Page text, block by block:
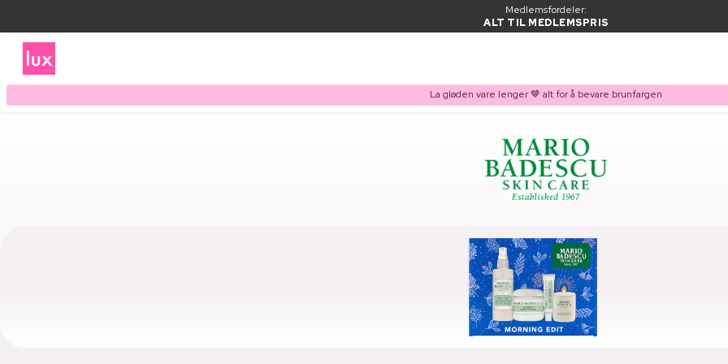
Medlemsfordeler:
ALT TIL MEDLEMSPRIS
La gløden vare lenger 🤎 alt for å bevare brunfargen